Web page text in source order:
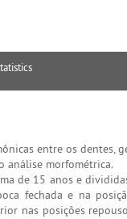
entre os dentes,
análise morfométrica.
de 15 anos e
fechada e na
nas posições